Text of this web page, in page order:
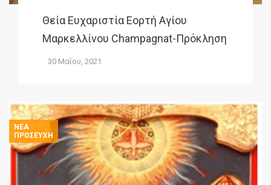
Θεία Ευχαριστία Εορτή Αγίου
Μαρκελλίνου Champagnat-Πρόκληση
30 Μαΐου, 2021
ΝΈΑ
ΠΡΟΣΕΥΧΉ